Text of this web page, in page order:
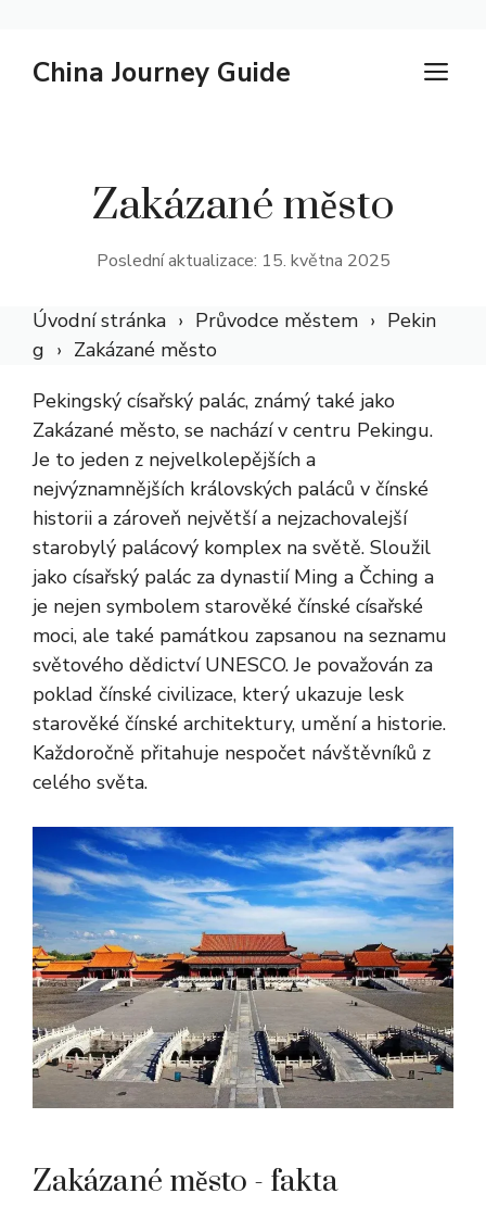
China Journey Guide
Zakázané město
Poslední aktualizace: 15. května 2025
Úvodní stránka Průvodce městem
Pekin
g
Zakázané město
Pekingský císařský palác, známý také jako
Zakázané město, se nachází v centru Pekingu.
Je to jeden z nejvelkolepějších a
nejvýznamnějších královských paláců v čínské
historii a zároveň největší a nejzachovalejší
starobylý palácový komplex na světě. Sloužil
jako císařský palác za dynastií Ming a Čching a
je nejen symbolem starověké čínské císařské
moci, ale také památkou zapsanou na seznamu
světového dědictví UNESCO. Je považován za
poklad čínské civilizace, který ukazuje lesk
starověké čínské architektury, umění a historie.
Každoročně přitahuje nespočet návštěvníků z
celého světa.
Zakázané město - fakta